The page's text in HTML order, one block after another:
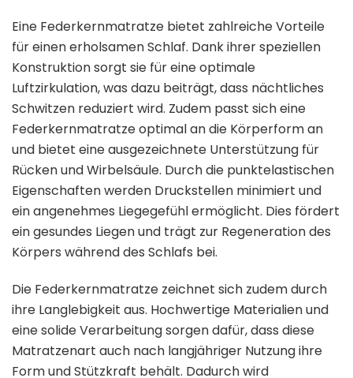
Eine Federkernmatratze bietet zahlreiche Vorteile
für einen erholsamen Schlaf. Dank ihrer speziellen
Konstruktion sorgt sie für eine optimale
Luftzirkulation, was dazu beiträgt, dass nächtliches
Schwitzen reduziert wird. Zudem passt sich eine
Federkernmatratze optimal an die Körperform an
und bietet eine ausgezeichnete Unterstützung für
Rücken und Wirbelsäule. Durch die punktelastischen
Eigenschaften werden Druckstellen minimiert und
ein angenehmes Liegegefühl ermöglicht. Dies fördert
ein gesundes Liegen und trägt zur Regeneration des
Körpers während des Schlafs bei.
Die Federkernmatratze zeichnet sich zudem durch
ihre Langlebigkeit aus. Hochwertige Materialien und
eine solide Verarbeitung sorgen dafür, dass diese
Matratzenart auch nach langjähriger Nutzung ihre
Form und Stützkraft behält. Dadurch wird